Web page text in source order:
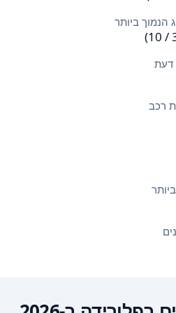
הנמוך ביותר
דעת
רכב